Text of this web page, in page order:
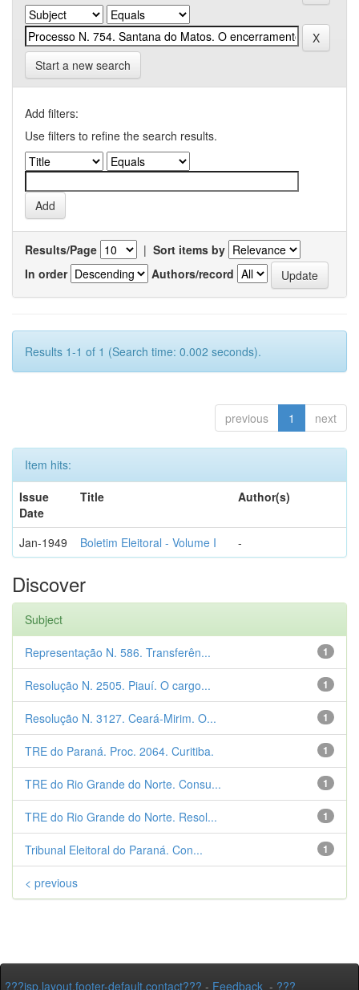
Start a new search
Add filters:
Use filters to refine the search results.
Results/Page | Sort items by
In order
Authors/record
Results 1-1 of 1 (Search time: 0.002 seconds).
previous 1 next
Item hits:
Issue
Date
Title Author(s)
Jan-1949 Boletim Eleitoral - Volume I -
Discover
Subject
1
Representação N. 586. Transferên...
1
Resolução N. 2505. Piauí. O cargo...
1
Resolução N. 3127. Ceará-Mirim. O...
1
TRE do Paraná. Proc. 2064. Curitiba.
1
TRE do Rio Grande do Norte. Consu...
1
TRE do Rio Grande do Norte. Resol...
1
Tribunal Eleitoral do Paraná. Con...
< previous
???jsp.layout.footer-default.contact??? - Feedback - ???